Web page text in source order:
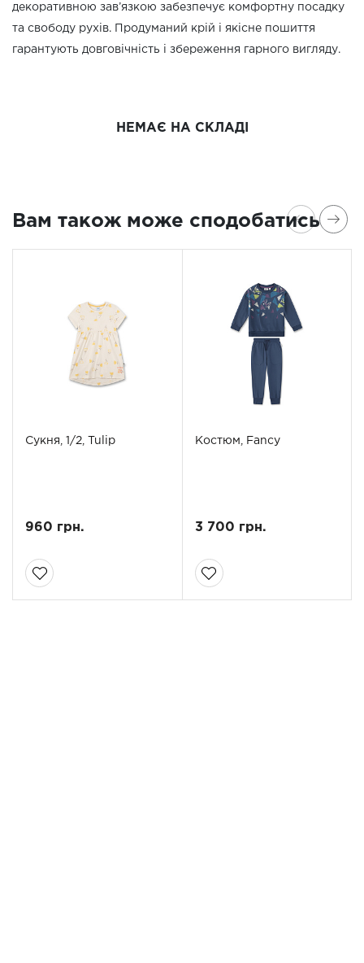
декоративною зав’язкою забезпечує комфортну посадку
та свободу рухів. Продуманий крій і якісне пошиття
гарантують довговічність і збереження гарного вигляду.
НЕМАЄ НА СКЛАДІ
Вам також може сподобатись
Сукня, 1/2, Tulip
960 грн.
Костюм, Fancy
3 700 грн.